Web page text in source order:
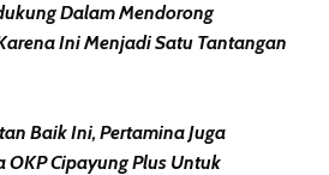
Dalam Mendorong
Ini Menjadi Satu Tantangan
Baik Ini, Pertamina Juga
Cipayung Plus Untuk